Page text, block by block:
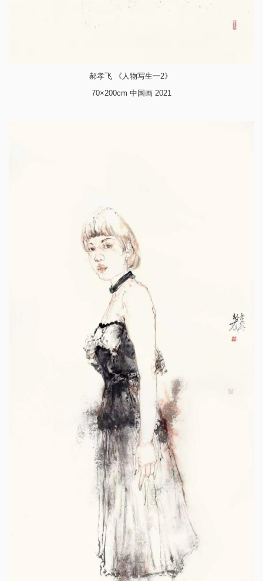
郝孝飞 《人物写生一2》
70×200cm 中国画 2021